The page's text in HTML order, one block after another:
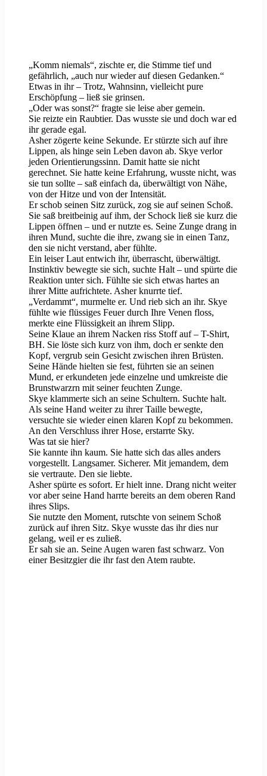
„Komm niemals“, zischte er, die Stimme tief und
gefährlich, „auch nur wieder auf diesen Gedanken.“
Etwas in ihr – Trotz, Wahnsinn, vielleicht pure
Erschöpfung – ließ sie grinsen.
„Oder was sonst?“ fragte sie leise aber gemein.
Sie reizte ein Raubtier. Das wusste sie und doch war ed
ihr gerade egal.
Asher zögerte keine Sekunde. Er stürzte sich auf ihre
Lippen, als hinge sein Leben davon ab. Skye verlor
jeden Orientierungssinn. Damit hatte sie nicht
gerechnet. Sie hatte keine Erfahrung, wusste nicht, was
sie tun sollte – saß einfach da, überwältigt von Nähe,
von der Hitze und von der Intensität.
Er schob seinen Sitz zurück, zog sie auf seinen Schoß.
Sie saß breitbeinig auf ihm, der Schock ließ sie kurz die
Lippen öffnen – und er nutzte es. Seine Zunge drang in
ihren Mund, suchte die ihre, zwang sie in einen Tanz,
den sie nicht verstand, aber fühlte.
Ein leiser Laut entwich ihr, überrascht, überwältigt.
Instinktiv bewegte sie sich, suchte Halt – und spürte die
Reaktion unter sich. Fühlte sie sich etwas hartes an
ihrer Mitte aufrichtete. Asher knurrte tief.
„Verdammt“, murmelte er. Und rieb sich an ihr. Skye
fühlte wie flüssiges Feuer durch Ihre Venen floss,
merkte eine Flüssigkeit an ihrem Slipp.
Seine Klaue an ihrem Nacken riss Stoff auf – T-Shirt,
BH. Sie löste sich kurz von ihm, doch er senkte den
Kopf, vergrub sein Gesicht zwischen ihren Brüsten.
Seine Hände hielten sie fest, führten sie an seinen
Mund, er erkundeten jede einzelne und umkreiste die
Brunstwarzrn mit seiner feuchten Zunge.
Skye klammerte sich an seine Schultern. Suchte halt.
Als seine Hand weiter zu ihrer Taille bewegte,
versuchte sie wieder einen klaren Kopf zu bekommen.
An den Verschluss ihrer Hose, erstarrte Sky.
Was tat sie hier?
Sie kannte ihn kaum. Sie hatte sich das alles anders
vorgestellt. Langsamer. Sicherer. Mit jemandem, dem
sie vertraute. Den sie liebte.
Asher spürte es sofort. Er hielt inne. Drang nicht weiter
vor aber seine Hand harrte bereits an dem oberen Rand
ihres Slips.
Sie nutzte den Moment, rutschte von seinem Schoß
zurück auf ihren Sitz. Skye wusste das ihr dies nur
gelang, weil er es zuließ.
Er sah sie an. Seine Augen waren fast schwarz. Von
einer Besitzgier die ihr fast den Atem raubte.